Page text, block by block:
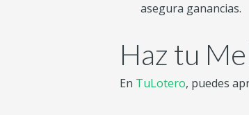
asegura ganancias.
Haz tu
En TuLotero, puedes